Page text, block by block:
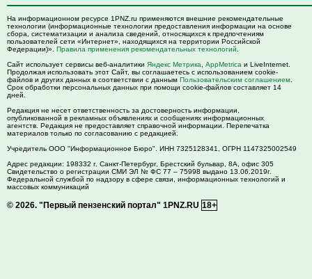
На информационном ресурсе 1PNZ.ru применяются внешние рекомендательные
технологии (информационные технологии предоставления информации на основе
сбора, систематизации и анализа сведений, относящихся к предпочтениям
пользователей сети «Интернет», находящихся на территории Российской
Федерации)». Правила применения рекомендательных технологий
Сайт использует сервисы веб-аналитики Яндекс Метрика AppMetrica и LiveInternet.
Продолжая использовать этот Сайт, вы соглашаетесь с использованием cookie-
файлов и других данных в соответствии с данным Пользовательским соглашением
Срок обработки персональных данных при помощи cookie-файлов составляет 14
дней.
Редакция не несет ответственность за достоверность информации,
опубликованной в рекламных объявлениях и сообщениях информационных
агентств. Редакция не предоставляет справочной информации. Перепечатка
материалов только по согласованию с редакцией.
Учредитель ООО "Информационное Бюро". ИНН 7325128341, ОГРН 1147325002549
Адрес редакции: 198332 г. Санкт-Петербург, Брестский бульвар, 8А, офис 305
Свидетельство о регистрации СМИ ЭЛ № ФС 77 – 75998 выдано 13.06.2019г.
Федеральной службой по надзору в сфере связи, информационных технологий и
массовых коммуникаций
© 2026. "Первый пензенский портал" 1PNZ.RU 18+